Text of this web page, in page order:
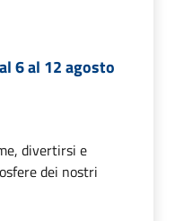
6 al 12 agosto
divertirsi e
dei nostri